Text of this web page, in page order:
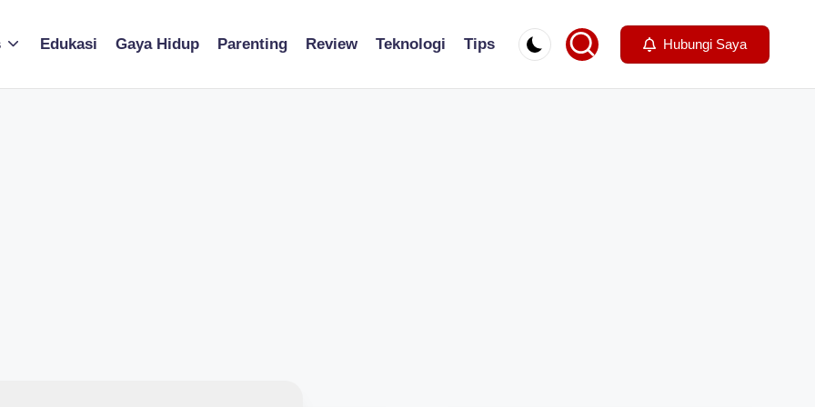
Edukasi Gaya Hidup Parenting Review Teknologi Tips Hubungi Saya